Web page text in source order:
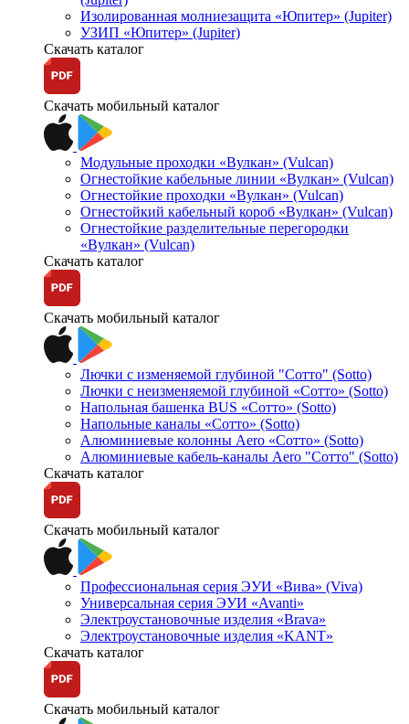
Изолированная молниезащита «Юпитер» (Jupiter)
УЗИП «Юпитер» (Jupiter)
Скачать каталог
Скачать мобильный каталог
Модульные проходки «Вулкан» (Vulcan)
Огнестойкие кабельные линии «Вулкан» (Vulcan)
Огнестойкие проходки «Вулкан» (Vulcan)
Огнестойкий кабельный короб «Вулкан» (Vulcan)
Огнестойкие разделительные перегородки
«Вулкан» (Vulcan)
Скачать каталог
Скачать мобильный каталог
Лючки с изменяемой глубиной "Сотто" (Sotto)
Лючки с неизменяемой глубиной «Сотто» (Sotto)
Напольная башенка BUS «Сотто» (Sotto)
Напольные каналы «Сотто» (Sotto)
Алюминиевые колонны Aero «Сотто» (Sotto)
Алюминиевые кабель-каналы Aero "Сотто" (Sotto)
Скачать каталог
Скачать мобильный каталог
Профессиональная серия ЭУИ «Вива» (Viva)
Универсальная серия ЭУИ «Avanti»
Электроустановочные изделия «Brava»
Электроустановочные изделия «KANT»
Скачать каталог
Скачать мобильный каталог